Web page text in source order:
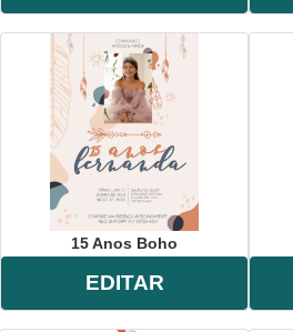
15 Anos Boho
EDITAR